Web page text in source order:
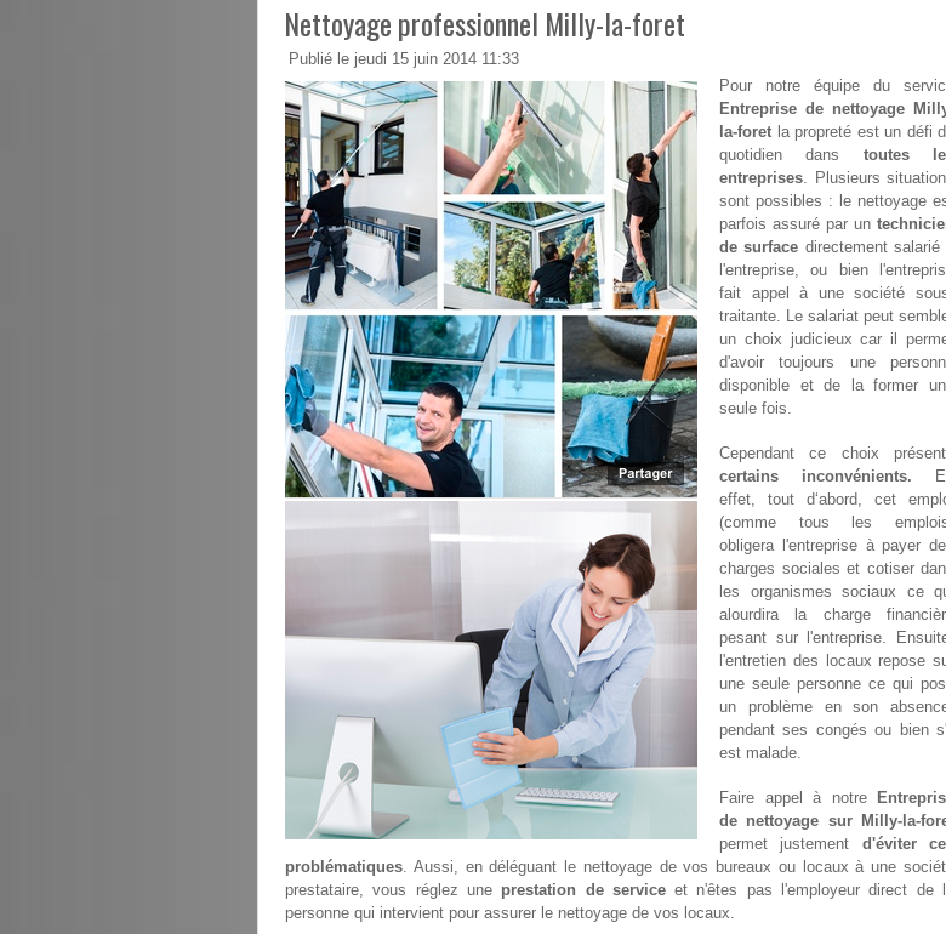
Nettoyage professionnel Milly-la-foret
Publié le jeudi 15 juin 2014 11:33
Pour notre équipe du
Entreprise de nettoyage
la-foret la propreté est un défi
quotidien dans toutes
entreprises. Plusieurs
sont possibles : le nettoyage
parfois assuré par un
de surface directement salarié
l'entreprise, ou bien
fait appel à une société
traitante. Le salariat peut
un choix judicieux car il
d'avoir toujours une
disponible et de la former
seule fois.
Cependant ce choix
certains inconvénients.
effet, tout d‘abord, cet
(comme tous les
obligera l'entreprise à payer
charges sociales et cotiser
les organismes sociaux ce
alourdira la charge
pesant sur l'entreprise.
l'entretien des locaux repose
une seule personne ce qui
un problème en son
pendant ses congés ou bien
est malade.
Faire appel à notre
de nettoyage sur Milly-la-
permet justement d'éviter
problématiques. Aussi, en déléguant le nettoyage de vos bureaux ou locaux à une
prestataire, vous réglez une prestation de serviceet n'êtes pas l'employeur direct de
personne qui intervient pour assurer le nettoyage de vos locaux.